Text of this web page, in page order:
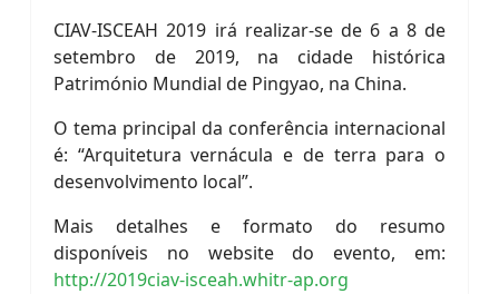
CIAV-ISCEAH 2019 irá realizar-se de 6 a 8 de
setembro de 2019, na cidade histórica
Património Mundial de Pingyao, na China.
O tema principal da conferência internacional
é: “Arquitetura vernácula e de terra para o
desenvolvimento local”.
Mais detalhes e formato do resumo
disponíveis no website do evento, em:
http://2019ciav-isceah.whitr-ap.org